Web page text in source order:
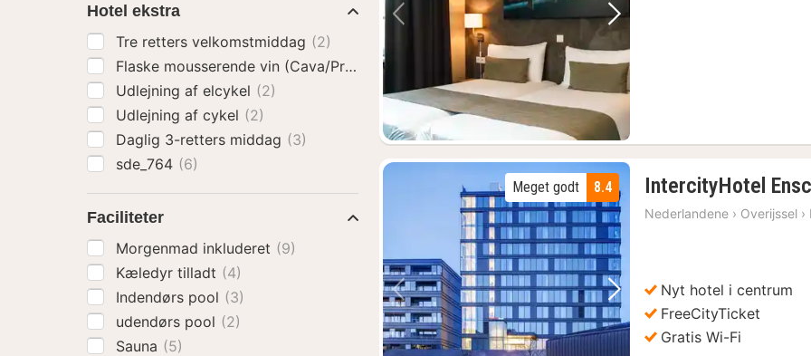
Forrige billede Næste billede
Forrige billede Næste billede
8.4
Meget godt IntercityHotel
Nederlandene › Overijssel ›
Nyt hotel i centrum
FreeCityTicket
Gratis Wi-Fi
Hotel ekstra
Tre retters velkomstmiddag (2)
Flaske mousserende vin (Cava/Prosecco)
Udlejning af elcykel (2)
Udlejning af cykel (2)
Daglig 3-retters middag (3)
sde_764 (6)
Faciliteter
Morgenmad inkluderet (9)
Kæledyr tilladt (4)
Indendørs pool (3)
udendørs pool (2)
Sauna (5)